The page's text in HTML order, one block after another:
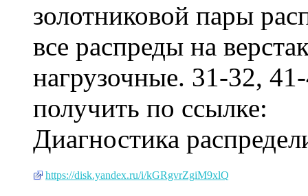
золотниковой пары
все распреды на
нагрузочные. 31-32,
получить по ссылке:
Диагностика
https://disk.yandex.ru/i/kGRgvrZgiM9xlQ